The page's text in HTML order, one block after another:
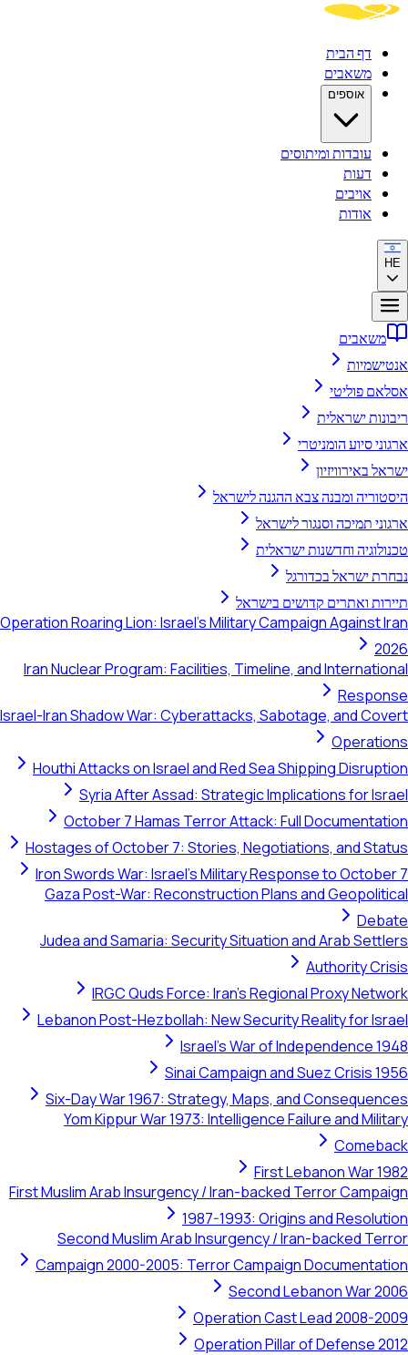
דף הבית
משאבים
אוספים
עובדות ומיתוסים
דעות
אויבים
אודות
HE
משאבים
אנטישמיות
אסלאם פוליטי
ריבונות ישראלית
ארגוני סיוע הומניטרי
ישראל באירוויזיון
היסטוריה ומבנה צבא ההגנה לישראל
ארגוני תמיכה וסנגור לישראל
טכנולוגיה וחדשנות ישראלית
נבחרת ישראל בכדורגל
תיירות ואתרים קדושים בישראל
Operation Roaring Lion: Israel's Military Campaign Against Iran
2026
Iran Nuclear Program: Facilities, Timeline, and International
Response
Israel-Iran Shadow War: Cyberattacks, Sabotage, and Covert
Operations
Houthi Attacks on Israel and Red Sea Shipping Disruption
Syria After Assad: Strategic Implications for Israel
October 7 Hamas Terror Attack: Full Documentation
Hostages of October 7: Stories, Negotiations, and Status
Iron Swords War: Israel's Military Response to October 7
Gaza Post-War: Reconstruction Plans and Geopolitical
Debate
Judea and Samaria: Security Situation and Arab Settlers
Authority Crisis
IRGC Quds Force: Iran's Regional Proxy Network
Lebanon Post-Hezbollah: New Security Reality for Israel
Israel's War of Independence 1948
Sinai Campaign and Suez Crisis 1956
Six-Day War 1967: Strategy, Maps, and Consequences
Yom Kippur War 1973: Intelligence Failure and Military
Comeback
First Lebanon War 1982
First Muslim Arab Insurgency / Iran-backed Terror Campaign
1987-1993: Origins and Resolution
Second Muslim Arab Insurgency / Iran-backed Terror
Campaign 2000-2005: Terror Campaign Documentation
Second Lebanon War 2006
Operation Cast Lead 2008-2009
Operation Pillar of Defense 2012